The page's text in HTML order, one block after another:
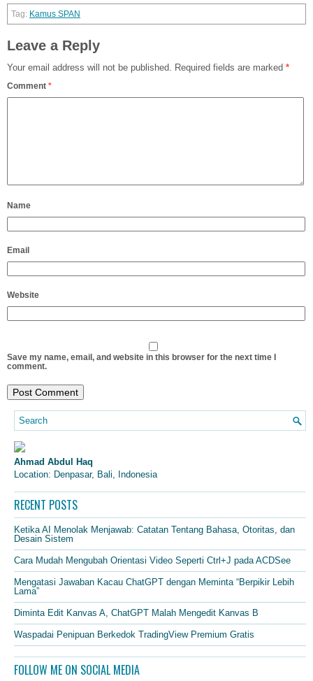
Kamus SPAN
Leave a Reply
Your email address will not be published. Required fields are marked *
Comment *
Name
Email
Website
Save my name, email, and website in this browser for the next time I
comment.
Ahmad Abdul Haq
Location: Denpasar, Bali, Indonesia
RECENT POSTS
Ketika AI Menolak Menjawab: Catatan Tentang Bahasa, Otoritas, dan
Desain Sistem
Cara Mudah Mengubah Orientasi Video Seperti Ctrl+J pada ACDSee
Mengatasi Jawaban Kacau ChatGPT dengan Meminta “Berpikir Lebih
Lama”
Diminta Edit Kanvas A, ChatGPT Malah Mengedit Kanvas B
Waspadai Penipuan Berkedok TradingView Premium Gratis
FOLLOW ME ON SOCIAL MEDIA